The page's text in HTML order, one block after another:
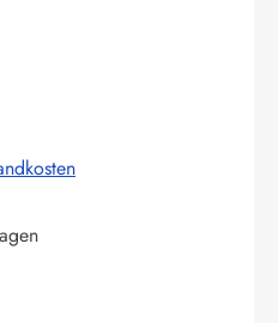
gewünschten